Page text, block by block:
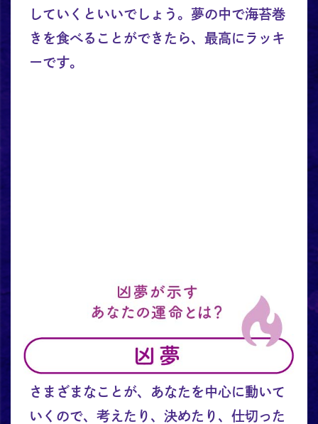
していくといいでしょう。夢の中で海苔巻
きを食べることができたら、最高にラッキ
ーです。
さまざまなことが、あなたを中心に動いて
いくので、考えたり、決めたり、仕切った